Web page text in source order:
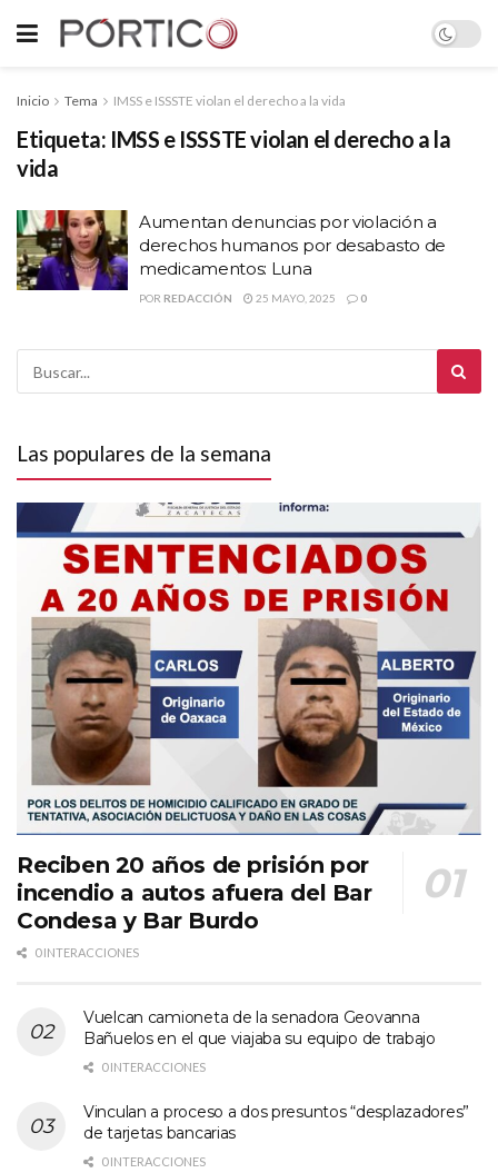
Inicio Tema IMSS e ISSSTE violan el derecho a la vida
Etiqueta: IMSS e ISSSTE violan el derecho a la
vida
Aumentan denuncias por violación a
derechos humanos por desabasto de
medicamentos: Luna
POR REDACCIÓN 25 MAYO, 2025 0
Las populares de la semana
Reciben 20 años de prisión por
incendio a autos afuera del Bar
Condesa y Bar Burdo
0 INTERACCIONES
Vuelcan camioneta de la senadora Geovanna
Bañuelos en el que viajaba su equipo de trabajo
0 INTERACCIONES
Vinculan a proceso a dos presuntos “desplazadores”
de tarjetas bancarias
0 INTERACCIONES